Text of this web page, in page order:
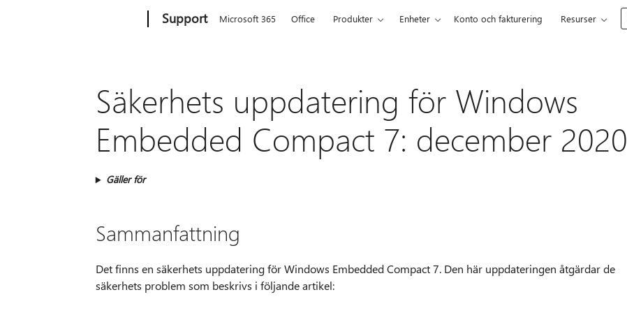
Support Microsoft 365 Office Produkter Enheter Konto och fakturering Resurser
Säkerhets uppdatering för Windows
Embedded Compact 7: december 2020
Gäller för
Sammanfattning
Det finns en säkerhets uppdatering för Windows Embedded Compact 7. Den här uppdateringen åtgärdar de
säkerhets problem som beskrivs i följande artikel: